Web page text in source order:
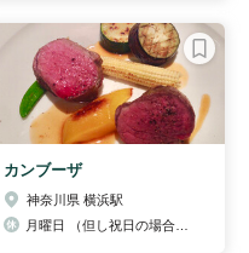
カンブーザ
神奈川県 横浜駅